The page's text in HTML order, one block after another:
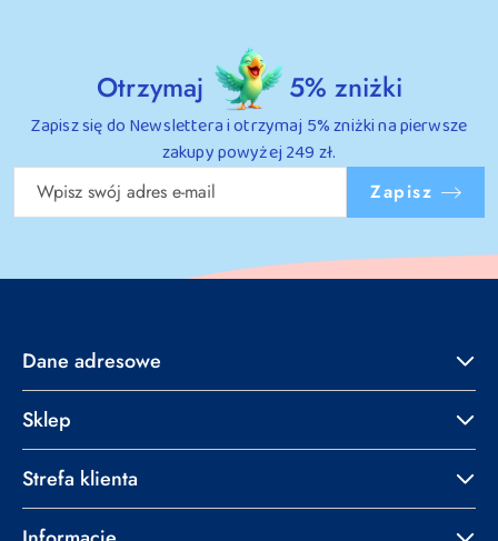
Otrzymaj 5% zniżki
Zapisz się do Newslettera i otrzymaj 5% zniżki na pierwsze
zakupy powyżej 249 zł.
Zapisz
Dane adresowe
Sklep
Strefa klienta